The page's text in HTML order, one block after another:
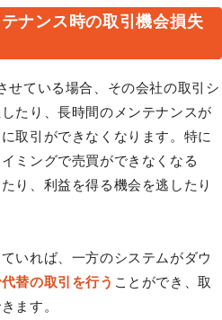
ナンス時の取引機会損失
せている場合、その会社の取引シ
たり、長時間のメンテナンスが
取引ができなくなります。特に
ミングで売買ができなくなる
り、利益を得る機会を逃したり
いれば、一方のシステムがダウ
替の取引を行う ことができ、取
ます。